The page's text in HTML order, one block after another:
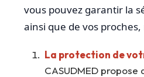
vous pouvez garantir la
ainsi que de vos
La protection de
CASUDMED propose